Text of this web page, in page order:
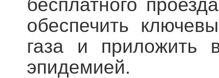
бесплатного
обеспечить
газа и приложить
эпидемией.